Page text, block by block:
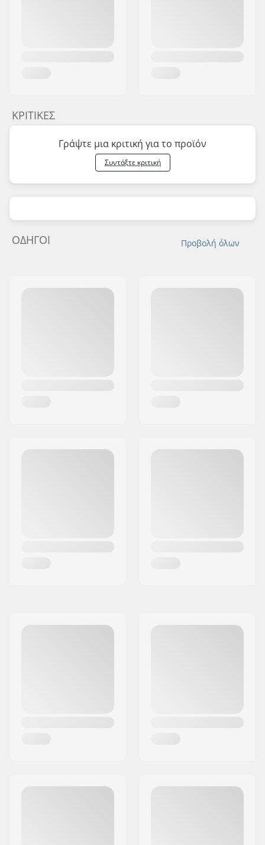
ΚΡΙΤΙΚΈΣ
Γράψτε μια κριτική για το προϊόν
Συντάξτε κριτική
Προβολή όλων
ΟΔΗΓΟΊ